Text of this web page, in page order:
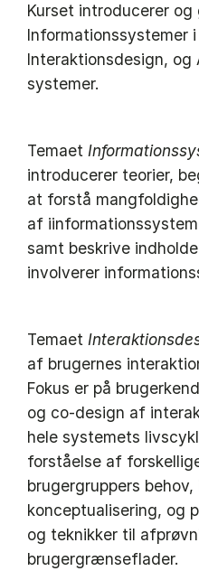
Kurset introducerer
Informationssystemer
Interaktionsdesign, og
systemer.
Temaet
introducerer teorier,
at forstå
af
samt beskrive
involverer
Temaet
af brugernes
Fokus er på
og co-design af
hele systemets
forståelse af
brugergruppers
konceptualisering, og
og teknikker til
brugergrænseflader.